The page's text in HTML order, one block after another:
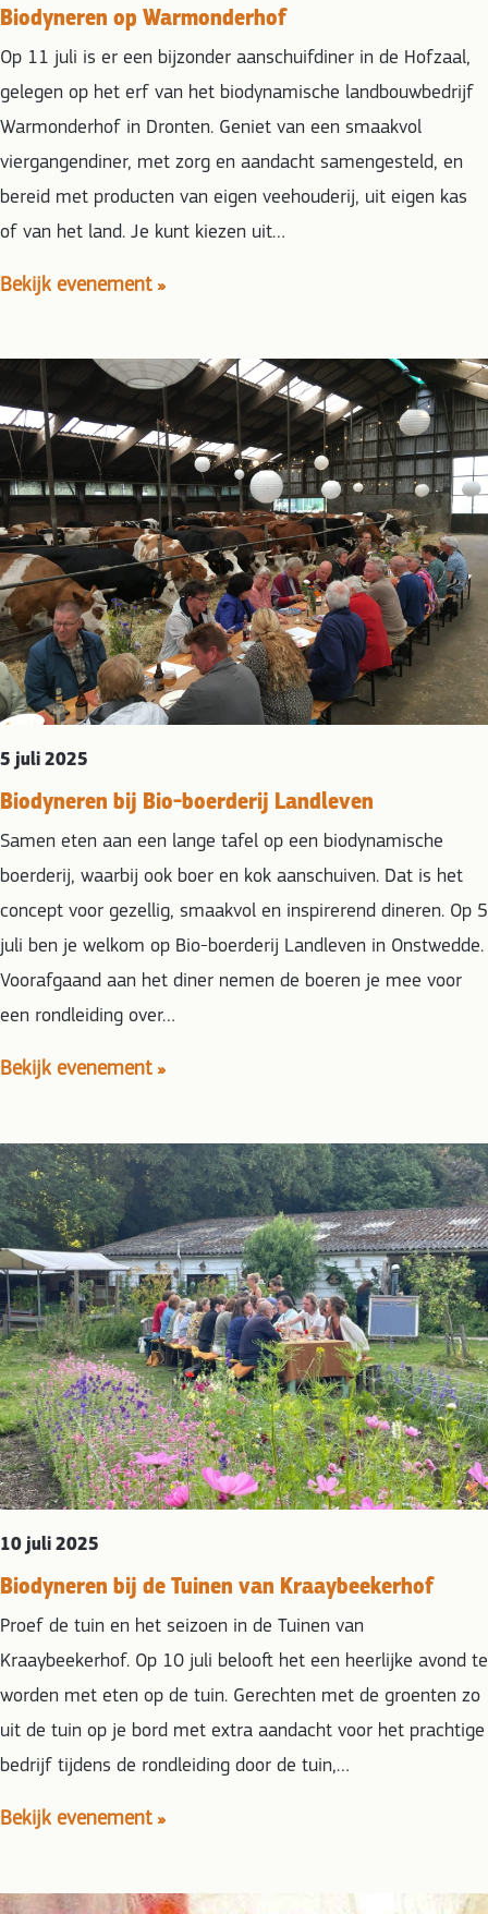
Biodyneren op Warmonderhof
Op 11 juli is er een bijzonder aanschuifdiner in de Hofzaal,
gelegen op het erf van het biodynamische landbouwbedrijf
Warmonderhof in Dronten. Geniet van een smaakvol
viergangendiner, met zorg en aandacht samengesteld, en
bereid met producten van eigen veehouderij, uit eigen kas
of van het land. Je kunt kiezen uit…
Bekijk evenement »
5 juli 2025
Biodyneren bij Bio-boerderij Landleven
Samen eten aan een lange tafel op een biodynamische
boerderij, waarbij ook boer en kok aanschuiven. Dat is het
concept voor gezellig, smaakvol en inspirerend dineren. Op 5
juli ben je welkom op Bio-boerderij Landleven in Onstwedde.
Voorafgaand aan het diner nemen de boeren je mee voor
een rondleiding over…
Bekijk evenement »
10 juli 2025
Biodyneren bij de Tuinen van Kraaybeekerhof
Proef de tuin en het seizoen in de Tuinen van
Kraaybeekerhof. Op 10 juli belooft het een heerlijke avond te
worden met eten op de tuin. Gerechten met de groenten zo
uit de tuin op je bord met extra aandacht voor het prachtige
bedrijf tijdens de rondleiding door de tuin,…
Bekijk evenement »